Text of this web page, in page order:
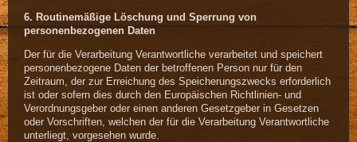
6. Routinemäßige Löschung und Sperrung von
personenbezogenen Daten
Der für die Verarbeitung Verantwortliche verarbeitet und speichert
personenbezogene Daten der betroffenen Person nur für den
Zeitraum, der zur Erreichung des Speicherungszwecks erforderlich
ist oder sofern dies durch den Europäischen Richtlinien- und
Verordnungsgeber oder einen anderen Gesetzgeber in Gesetzen
oder Vorschriften, welchen der für die Verarbeitung Verantwortliche
unterliegt, vorgesehen wurde.